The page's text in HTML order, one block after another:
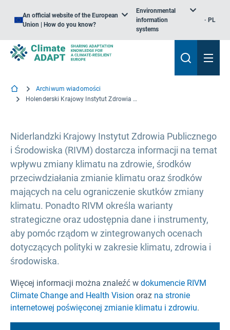
An official website of the European
Union | How do you know?
Environmental
information
systems
PL
Archiwum wiadomości
Holenderski Krajowy Instytut Zdrowia Publicznego i Środowiska dostarcza informacji na temat zmiany klimatu i zdrowia
Niderlandzki Krajowy Instytut Zdrowia Publicznego
i Środowiska (RIVM) dostarcza informacji na temat
wpływu zmiany klimatu na zdrowie, środków
przeciwdziałania zmianie klimatu oraz środków
mających na celu ograniczenie skutków zmiany
klimatu. Ponadto RIVM określa warianty
strategiczne oraz udostępnia dane i instrumenty,
aby pomóc rządom w zintegrowanych ocenach
dotyczących polityki w zakresie klimatu, zdrowia i
środowiska.
Więcej informacji można znaleźć w dokumencie RIVM
Climate Change and Health Vision oraz na stronie
internetowej poświęconej zmianie klimatu i zdrowiu.